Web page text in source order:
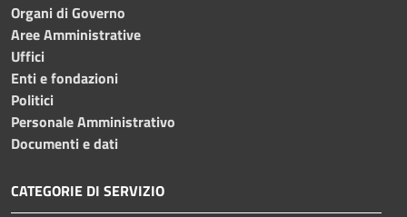
Organi di Governo
Aree Amministrative
Uffici
Enti e fondazioni
Politici
Personale Amministrativo
Documenti e dati
CATEGORIE DI SERVIZIO